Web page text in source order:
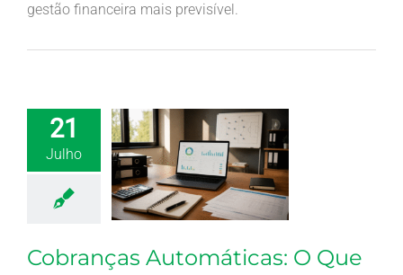
gestão financeira mais previsível.
21
Julho
Cobranças Automáticas: O Que